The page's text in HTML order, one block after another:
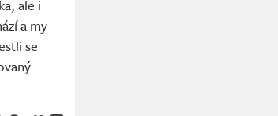
ale i
a my
se